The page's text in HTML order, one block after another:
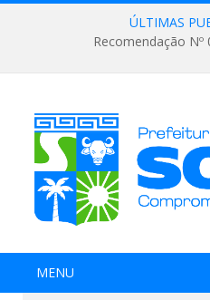
ÚLTIMAS
Recomendação Nº
MENU